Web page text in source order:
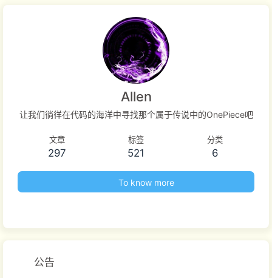
Allen
让我们徜徉在代码的海洋中寻找那个属于传说中的OnePiece吧
文章
297
标签
521
分类
6
To know more
公告